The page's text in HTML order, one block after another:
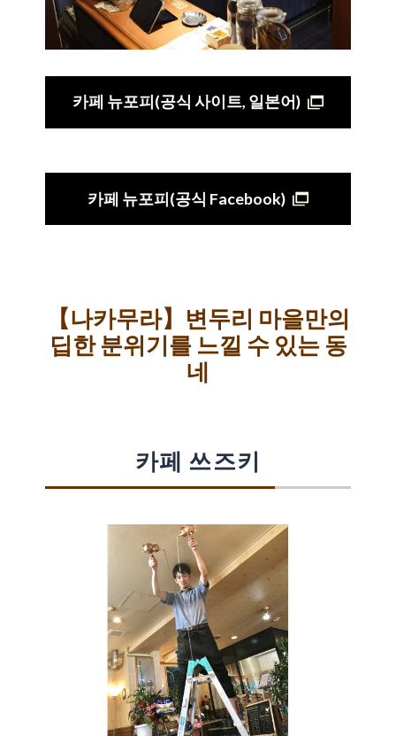
카페 뉴포피(공식 사이트, 일본어)
카페 뉴포피(공식 Facebook)
【나카무라】변두리 마을만의
딥한 분위기를 느낄 수 있는 동
네
카페 쓰즈키